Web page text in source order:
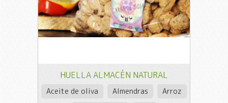
HUELLA ALMACÉN NATURAL
Aceite de oliva Almendras
Arroz